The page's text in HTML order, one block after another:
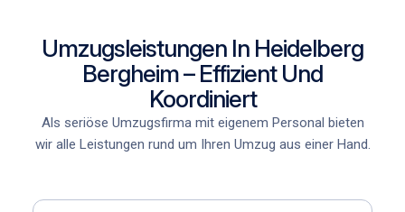
Umzugsleistungen In Heidelberg
Bergheim – Effizient Und
Koordiniert
Als seriöse Umzugsfirma mit eigenem Personal bieten
wir alle Leistungen rund um Ihren Umzug aus einer Hand.